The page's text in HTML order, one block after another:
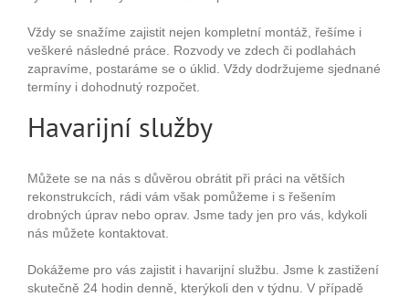
Vždy se snažíme zajistit nejen kompletní montáž, řešíme i
veškeré následné práce. Rozvody ve zdech či podlahách
zapravíme, postaráme se o úklid. Vždy dodržujeme sjednané
termíny i dohodnutý rozpočet.
Havarijní služby
Můžete se na nás s důvěrou obrátit při práci na větších
rekonstrukcích, rádi vám však pomůžeme i s řešením
drobných úprav nebo oprav. Jsme tady jen pro vás, kdykoli
nás můžete kontaktovat.
Dokážeme pro vás zajistit i havarijní službu. Jsme k zastižení
skutečně 24 hodin denně, kterýkoli den v týdnu. V případě